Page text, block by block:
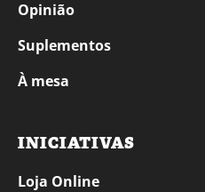
Opinião
Suplementos
À mesa
INICIATIVAS
Loja Online